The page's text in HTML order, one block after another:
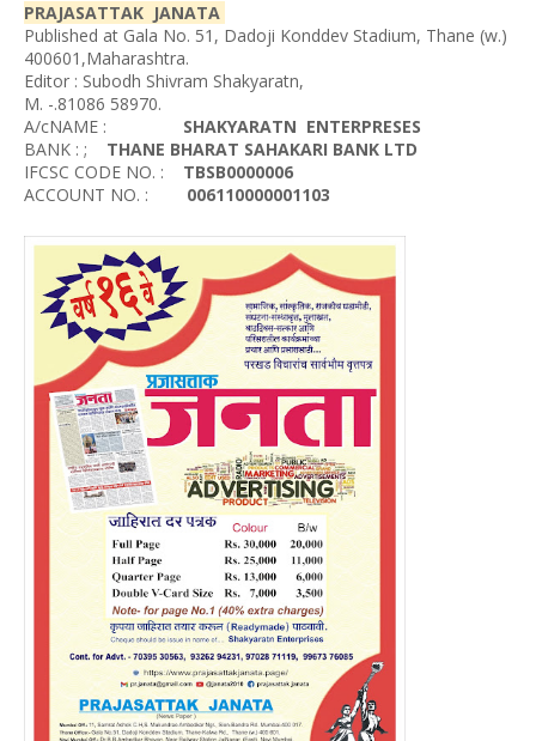
PRAJASATTAK JANATA
Published at Gala No. 51, Dadoji Konddev Stadium, Thane (w.)
400601,Maharashtra.
Editor : Subodh Shivram Shakyaratn,
M. -.81086 58970.
A/cNAME : SHAKYARATN ENTERPRESES
BANK : ; THANE BHARAT SAHAKARI BANK LTD
IFCSC CODE NO. : TBSB0000006
ACCOUNT NO. : 006110000001103